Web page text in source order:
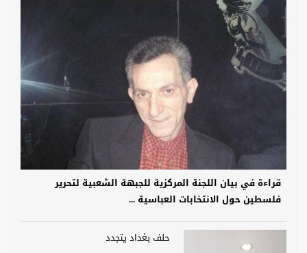
قراءة في بيان اللجنة المركزية للجبهة الشعبية لتحرير
فلسطين حول الانتخابات العباسية ...
حلف بغداد يتجدد